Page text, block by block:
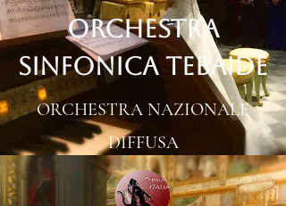
ORCHESTRA
SINFONICA TEBAIDE
ORCHESTRA NAZIONALE
DIFFUSA